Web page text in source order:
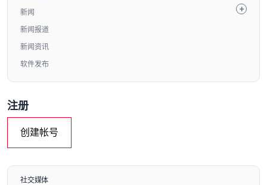
新闻
新闻报道
新闻资讯
软件发布
注册
创建帐号
社交媒体